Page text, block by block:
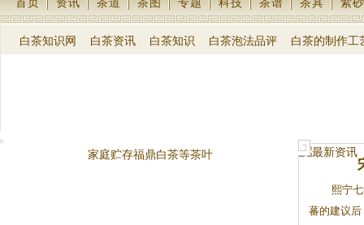
首页 资讯 茶道 茶图 专题 科技 茶谱 茶具 紫砂
白茶知识网 白茶资讯 白茶知识 白茶泡法品评 白茶的制作工
家庭贮存福鼎白茶等茶叶
熙宁
蕃的建议